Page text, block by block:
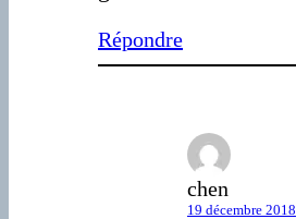
Répondre
chen
19 décembre 2018